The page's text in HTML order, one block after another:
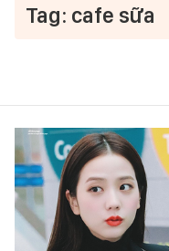
Tag: cafe sữa